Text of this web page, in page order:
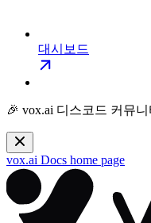
대시보드
🎉 vox.ai 디스코드 커뮤
vox.ai Docs home page